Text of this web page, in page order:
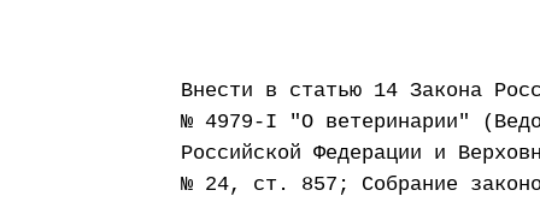
Внести в статью 14 Закона
№ 4979-I "О ветеринарии"
Российской Федерации и
№ 24, ст. 857; Собрание